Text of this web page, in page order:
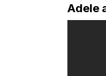
Adele